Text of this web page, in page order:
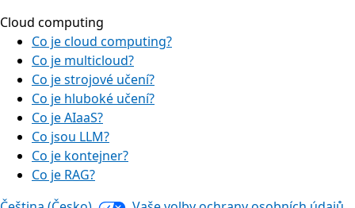
Cloud computing
Co je cloud computing?
Co je multicloud?
Co je strojové učení?
Co je hluboké učení?
Co je AIaaS?
Co jsou LLM?
Co je kontejner?
Co je RAG?